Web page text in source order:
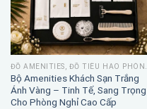
Bộ Amenities Khách Sạn Trắng
Ánh Vàng – Tinh Tế, Sang Trọng
Cho Phòng Nghỉ Cao Cấp